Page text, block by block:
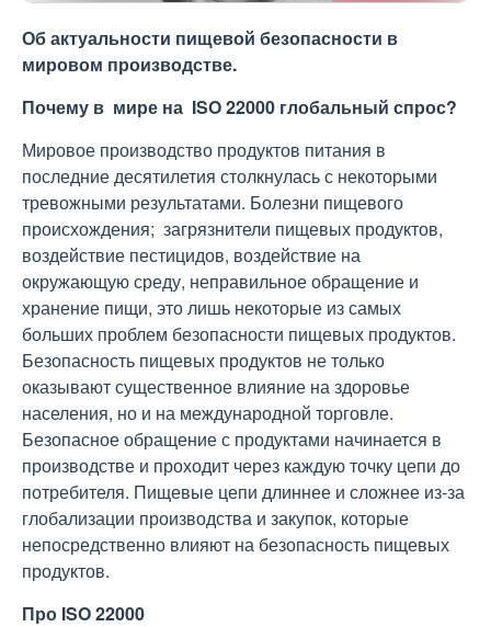
Об актуальности пищевой безопасности в
мировом производстве.
Почему в мире на ISO 22000 глобальный спрос?
Мировое производство продуктов питания в
последние десятилетия столкнулась с некоторыми
тревожными результатами. Болезни пищевого
происхождения; загрязнители пищевых продуктов,
воздействие пестицидов, воздействие на
окружающую среду, неправильное обращение и
хранение пищи, это лишь некоторые из самых
больших проблем безопасности пищевых продуктов.
Безопасность пищевых продуктов не только
оказывают существенное влияние на здоровье
населения, но и на международной торговле.
Безопасное обращение с продуктами начинается в
производстве и проходит через каждую точку цепи до
потребителя. Пищевые цепи длиннее и сложнее из-за
глобализации производства и закупок, которые
непосредственно влияют на безопасность пищевых
продуктов.
Про ISO 22000